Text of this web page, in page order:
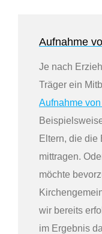
Aufnahme
Je nach
Träger ein
Aufnahme
Eltern, die die
mittragen.
möchte
wir bereits
im Ergebnis